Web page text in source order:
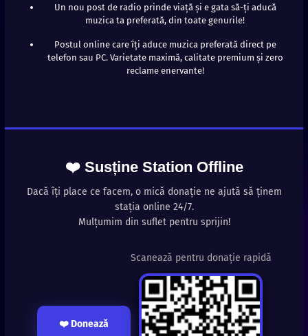
Un nou post de radio prinde viață și e gata să-ți aducă
muzica ta preferată, din toate genurile!
Postul online care îți aduce muzica preferată direct pe
telefon sau PC. Varietate maximă, calitate premium și zero
reclame enervante!
❤️ Susține Station Offline
Dacă îți place ce facem, o mică donație ne ajută să ținem
stația online 24/7.
Mulțumim din suflet pentru sprijin!
❤️ Donează
Scanează pentru donație rapidă